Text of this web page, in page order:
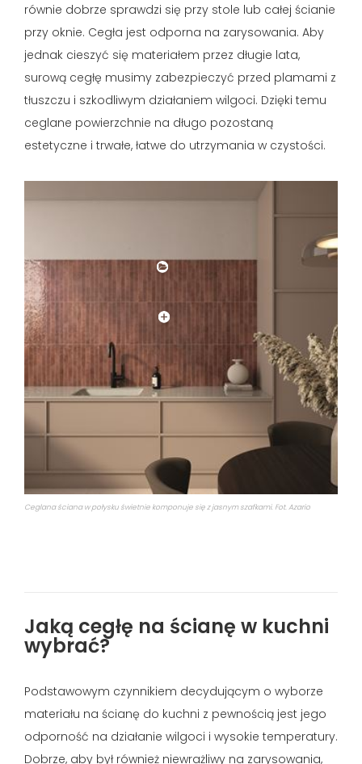
równie dobrze sprawdzi się przy stole lub całej ścianie
przy oknie. Cegła jest odporna na zarysowania. Aby
jednak cieszyć się materiałem przez długie lata,
surową cegłę musimy zabezpieczyć przed plamami z
tłuszczu i szkodliwym działaniem wilgoci. Dzięki temu
ceglane powierzchnie na długo pozostaną
estetyczne i trwałe, łatwe do utrzymania w czystości.
Ceglana ściana w połysku świetnie komponuje się z jasnym szafkami. Fot. Azario
Jaką cegłę na ścianę w kuchni
wybrać?
Podstawowym czynnikiem decydującym o wyborze
materiału na ścianę do kuchni z pewnością jest jego
odporność na działanie wilgoci i wysokie temperatury.
Dobrze, aby był również niewrażliwy na zarysowania,